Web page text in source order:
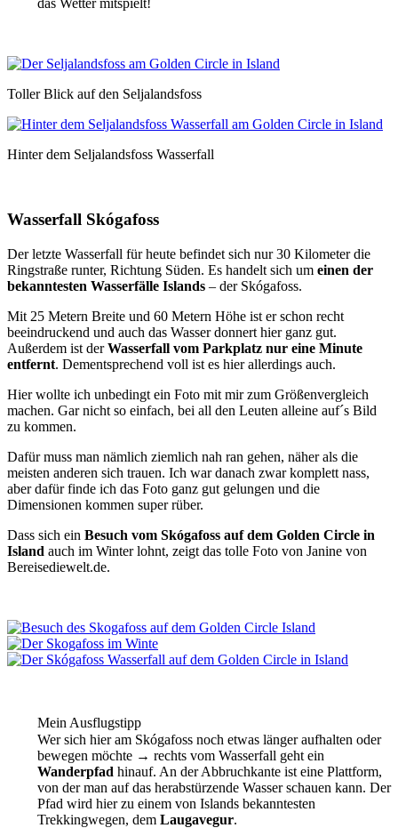
das Wetter mitspielt!
Toller Blick auf den Seljalandsfoss
Hinter dem Seljalandsfoss Wasserfall
Wasserfall Skógafoss
Der letzte Wasserfall für heute befindet sich nur 30 Kilometer die
Ringstraße runter, Richtung Süden. Es handelt sich um einen der
bekanntesten Wasserfälle Islands – der Skógafoss.
Mit 25 Metern Breite und 60 Metern Höhe ist er schon recht
beeindruckend und auch das Wasser donnert hier ganz gut.
Außerdem ist derWasserfall vom Parkplatz nur eine Minute
entfernt. Dementsprechend voll ist es hier allerdings auch.
Hier wollte ich unbedingt ein Foto mit mir zum Größenvergleich
machen. Gar nicht so einfach, bei all den Leuten alleine auf´s Bild
zu kommen.
Dafür muss man nämlich ziemlich nah ran gehen, näher als die
meisten anderen sich trauen. Ich war danach zwar komplett nass,
aber dafür finde ich das Foto ganz gut gelungen und die
Dimensionen kommen super rüber.
Dass sich ein Besuch vom Skógafoss auf dem Golden Circle in
Island auch im Winter lohnt, zeigt das tolle Foto von Janine von
Bereisediewelt.de.
Mein Ausflugstipp
Wer sich hier am Skógafoss noch etwas länger aufhalten oder
bewegen möchte → rechts vom Wasserfall geht ein
Wanderpfad hinauf. An der Abbruchkante ist eine Plattform,
von der man auf das herabstürzende Wasser schauen kann. Der
Pfad wird hier zu einem von Islands bekanntesten
Trekkingwegen, dem Laugavegur.